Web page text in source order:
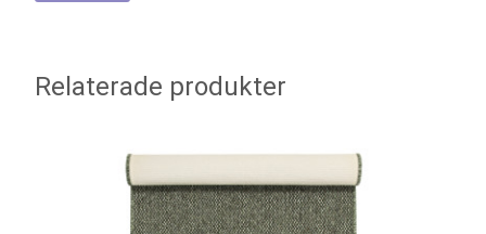
Relaterade produkter